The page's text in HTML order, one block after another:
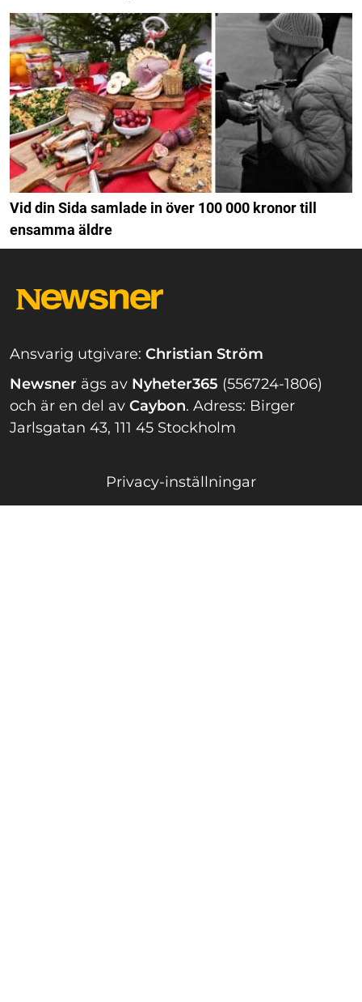
Vid din Sida samlade in över 100 000 kronor till
ensamma äldre
Ansvarig utgivare: Christian Ström
Newsner ägs av Nyheter365 (556724-1806)
och är en del av Caybon. Adress: Birger
Jarlsgatan 43, 111 45 Stockholm
Privacy-inställningar